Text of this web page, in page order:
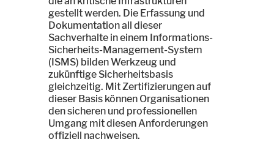
gestellt werden. Die Erfassung und
Dokumentation all dieser
Sachverhalte in einem Informations-
Sicherheits-Management-System
(ISMS) bilden Werkzeug und
zukünftige Sicherheitsbasis
gleichzeitig. Mit Zertifizierungen auf
dieser Basis können Organisationen
den sicheren und professionellen
Umgang mit diesen Anforderungen
offiziell nachweisen.